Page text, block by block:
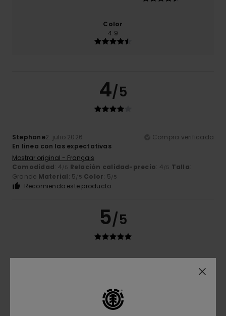
Color
4.9
4/5
Stephane2. julio 2026
Compra verificada
En línea con las expectativas
Mostrar original - Français
Comodidad: 4/5 Relación calidad-precio: 4/5 Talla:
Grande Material: 5/5 Color: 5/5
Recomiendo este producto
5/5
Relación calidad-precio
Color: 5 /5